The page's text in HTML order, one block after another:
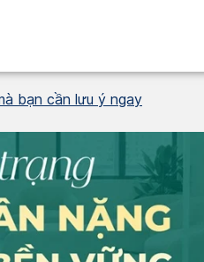
bạn cần lưu ý ngay